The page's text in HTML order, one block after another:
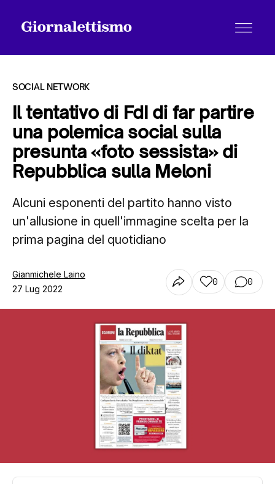
Tutti gli articoli
Chi siamo
Contatti
SOCIAL NETWORK
Il tentativo di FdI di far partire
una polemica social sulla
presunta «foto sessista» di
Repubblica sulla Meloni
Alcuni esponenti del partito hanno visto
un'allusione in quell'immagine scelta per la
prima pagina del quotidiano
Gianmichele Laino
27 Lug 2022
0 0